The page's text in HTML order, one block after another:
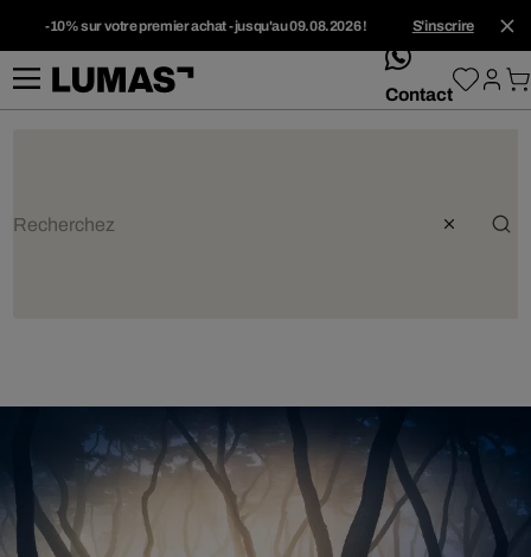
-10% sur votre premier achat - jusqu'au 09.08.2026 ! S'inscrire
whatsApp
Contact